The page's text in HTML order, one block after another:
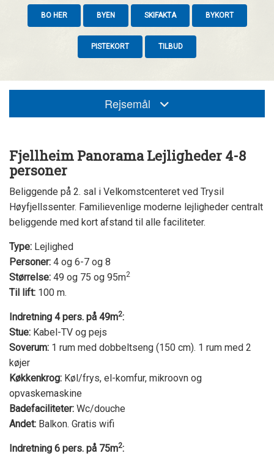
BO HER BYEN SKIFAKTA BYKORT
PISTEKORT TILBUD
Rejsemål
Fjellheim Panorama Lejligheder 4-8
personer
Beliggende på 2. sal i Velkomstcenteret ved Trysil
Høyfjellssenter. Familievenlige moderne lejligheder centralt
beliggende med kort afstand til alle faciliteter.
Type: Lejlighed
Personer: 4 og 6-7 og 8
Størrelse: 49 og 75 og 95m2
Til lift: 100 m.
Indretning 4 pers. på 49m2:
Stue: Kabel-TV og pejs
Soverum: 1 rum med dobbeltseng (150 cm). 1 rum med 2
køjer
Køkkenkrog: Køl/frys, el-komfur, mikroovn og
opvaskemaskine
Badefaciliteter: Wc/douche
Andet: Balkon. Gratis wifi
Indretning 6 pers. på 75m2: